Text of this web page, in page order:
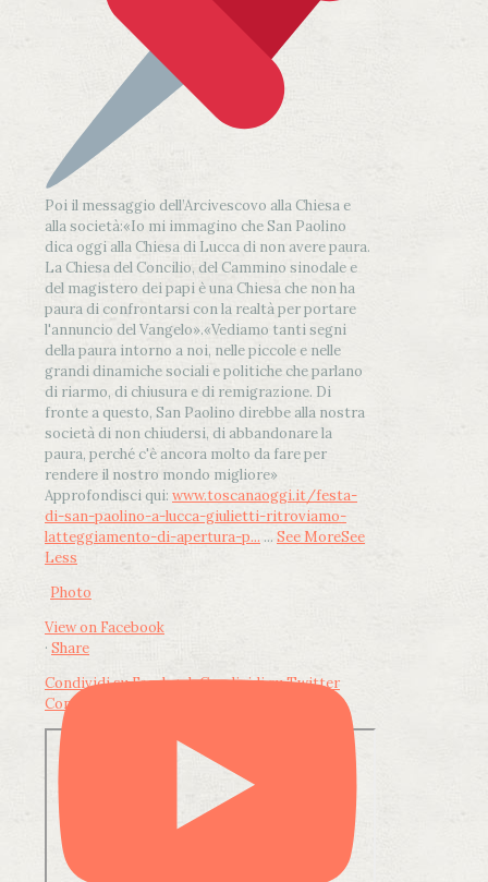
Poi il messaggio dell’Arcivescovo alla Chiesa e
alla società:«Io mi immagino che San Paolino
dica oggi alla Chiesa di Lucca di non avere paura.
La Chiesa del Concilio, del Cammino sinodale e
del magistero dei papi è una Chiesa che non ha
paura di confrontarsi con la realtà per portare
l'annuncio del Vangelo».«Vediamo tanti segni
della paura intorno a noi, nelle piccole e nelle
grandi dinamiche sociali e politiche che parlano
di riarmo, di chiusura e di remigrazione. Di
fronte a questo, San Paolino direbbe alla nostra
società di non chiudersi, di abbandonare la
paura, perché c'è ancora molto da fare per
rendere il nostro mondo migliore»
Approfondisci qui: www.toscanaoggi.it/festa-
di-san-paolino-a-lucca-giulietti-ritroviamo-
latteggiamento-di-apertura-p... ... See MoreSee
Less
Photo
View on Facebook
· Share
Condividi su FacebookCondividi su Twitter
Condividi su LinkedIn